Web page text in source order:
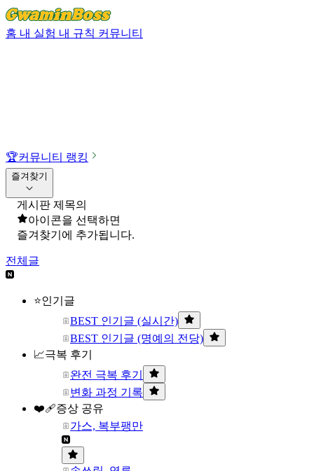
홈 내 실험 내 규칙 커뮤니티
🏆커뮤니티 랭킹
즐겨찾기
게시판 제목의
아이콘을 선택하면
즐겨찾기에 추가됩니다.
전체글
⭐인기글
BEST 인기글 (실시간)
BEST 인기글 (명예의 전당)
📈극복 후기
완전 극복 후기
변화 과정 기록
❤️‍🩹증상 공유
가스, 복부팽만